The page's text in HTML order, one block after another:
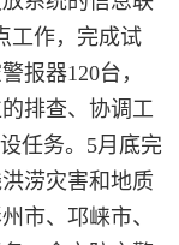
工作，完成试
报器120台，
排查、协调工
任务。5月底完
涝灾害和地质
市、邛崃市、